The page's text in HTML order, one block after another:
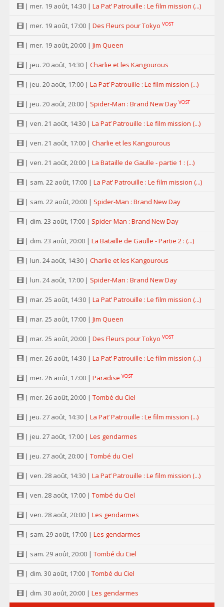
| mer. 19 août, 14:30 | La Pat’ Patrouille : Le film mission (...)
| mer. 19 août, 17:00 | Des Fleurs pour Tokyo VOST
| mer. 19 août, 20:00 | Jim Queen
| jeu. 20 août, 14:30 | Charlie et les Kangourous
| jeu. 20 août, 17:00 | La Pat’ Patrouille : Le film mission (...)
| jeu. 20 août, 20:00 | Spider-Man : Brand New Day VOST
| ven. 21 août, 14:30 | La Pat’ Patrouille : Le film mission (...)
| ven. 21 août, 17:00 | Charlie et les Kangourous
| ven. 21 août, 20:00 | La Bataille de Gaulle - partie 1 : (...)
| sam. 22 août, 17:00 | La Pat’ Patrouille : Le film mission (...)
| sam. 22 août, 20:00 | Spider-Man : Brand New Day
| dim. 23 août, 17:00 | Spider-Man : Brand New Day
| dim. 23 août, 20:00 | La Bataille de Gaulle - Partie 2 : (...)
| lun. 24 août, 14:30 | Charlie et les Kangourous
| lun. 24 août, 17:00 | Spider-Man : Brand New Day
| mar. 25 août, 14:30 | La Pat’ Patrouille : Le film mission (...)
| mar. 25 août, 17:00 | Jim Queen
| mar. 25 août, 20:00 | Des Fleurs pour Tokyo VOST
| mer. 26 août, 14:30 | La Pat’ Patrouille : Le film mission (...)
| mer. 26 août, 17:00 | Paradise VOST
| mer. 26 août, 20:00 | Tombé du Ciel
| jeu. 27 août, 14:30 | La Pat’ Patrouille : Le film mission (...)
| jeu. 27 août, 17:00 | Les gendarmes
| jeu. 27 août, 20:00 | Tombé du Ciel
| ven. 28 août, 14:30 | La Pat’ Patrouille : Le film mission (...)
| ven. 28 août, 17:00 | Tombé du Ciel
| ven. 28 août, 20:00 | Les gendarmes
| sam. 29 août, 17:00 | Les gendarmes
| sam. 29 août, 20:00 | Tombé du Ciel
| dim. 30 août, 17:00 | Tombé du Ciel
| dim. 30 août, 20:00 | Les gendarmes